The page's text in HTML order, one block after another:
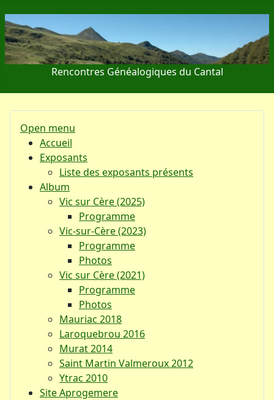
Rencontres Généalogiques du Cantal
Open menu
Accueil
Exposants
Liste des exposants présents
Album
Vic sur Cère (2025)
Programme
Vic-sur-Cère (2023)
Programme
Photos
Vic sur Cère (2021)
Programme
Photos
Mauriac 2018
Laroquebrou 2016
Murat 2014
Saint Martin Valmeroux 2012
Ytrac 2010
Site Aprogemere